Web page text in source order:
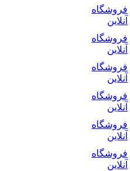
فروشگاه
آنلاین
فروشگاه
آنلاین
فروشگاه
آنلاین
فروشگاه
آنلاین
فروشگاه
آنلاین
فروشگاه
آنلاین